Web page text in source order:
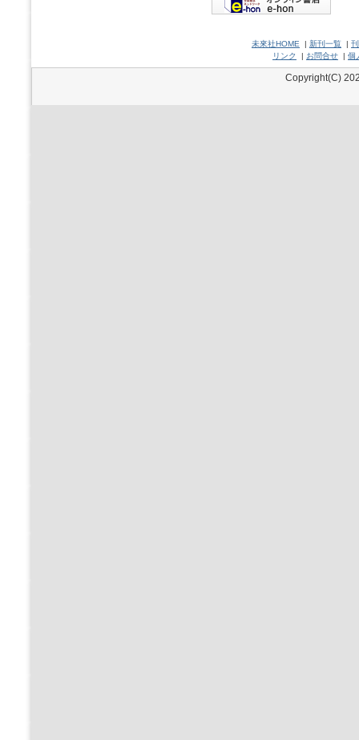
未來社HOME | 新刊一覧 |
リンク
| お問合せ | 個
Copyright(C)